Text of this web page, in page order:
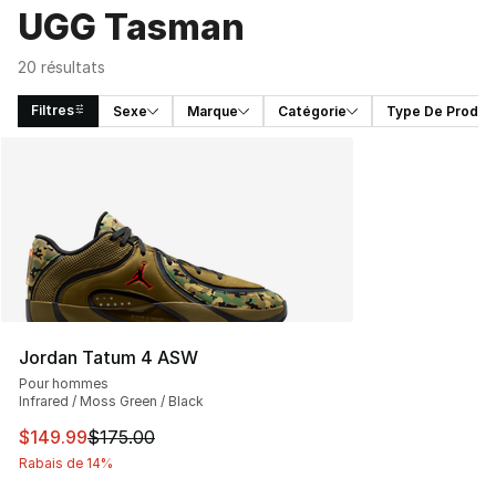
UGG Tasman
20 résultats
Filtres Sexe Marque Catégorie Type De Produit
Jordan Tatum 4 ASW
Pour hommes
Infrared / Moss Green / Black
Cet article est en solde. Le prix est passé de $175.00 à
$149.99$175.00
Rabais de 14%